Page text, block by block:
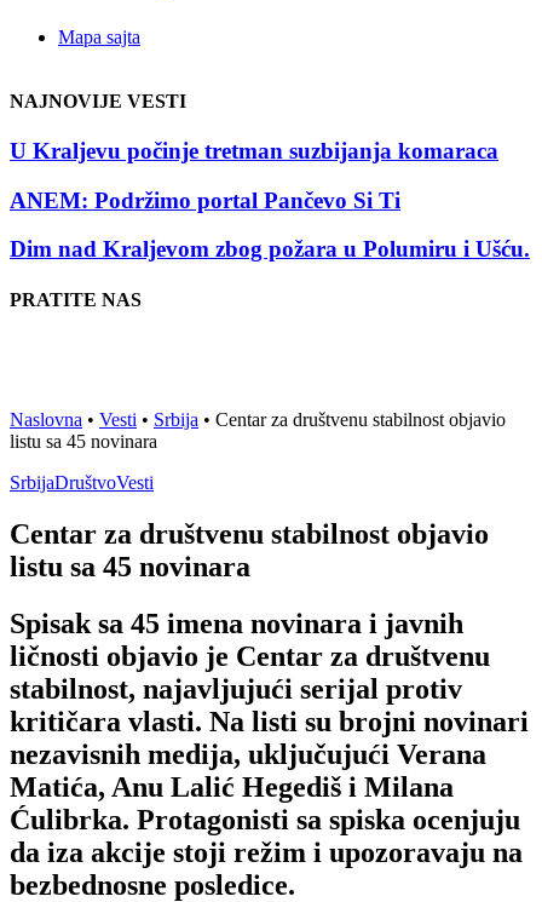
Mapa sajta
NAJNOVIJE VESTI
U Kraljevu počinje tretman suzbijanja komaraca
ANEM: Podržimo portal Pančevo Si Ti
Dim nad Kraljevom zbog požara u Polumiru i Ušću.
PRATITE NAS
Naslovna • Vesti • Srbija • Centar za društvenu stabilnost objavio
listu sa 45 novinara
SrbijaDruštvoVesti
Centar za društvenu stabilnost objavio
listu sa 45 novinara
Spisak sa 45 imena novinara i javnih
ličnosti objavio je Centar za društvenu
stabilnost, najavljujući serijal protiv
kritičara vlasti. Na listi su brojni novinari
nezavisnih medija, uključujući Verana
Matića, Anu Lalić Hegediš i Milana
Ćulibrka. Protagonisti sa spiska ocenjuju
da iza akcije stoji režim i upozoravaju na
bezbednosne posledice.